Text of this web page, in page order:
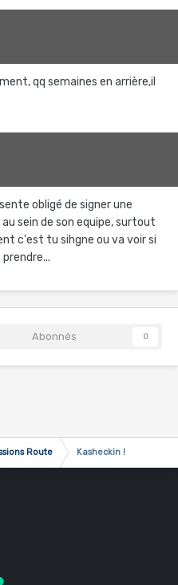
qq semaines en arrière,il
obligé de signer une
sein de son equipe, surtout
c'est tu sihgne ou va voir si
Abonnés 0
Route Kasheckin !